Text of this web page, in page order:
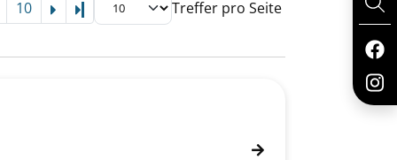
10 Letzte Seite Treffer pro Seite